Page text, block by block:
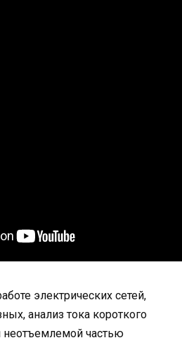
электрических сетей,
анализ тока короткого
неотъемлемой частью